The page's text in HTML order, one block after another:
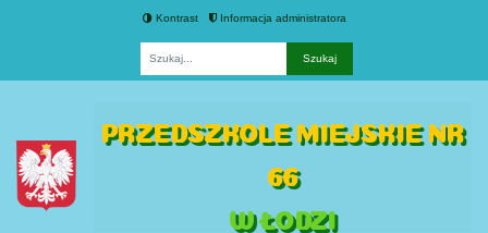
Kontrast Informacja administratora
PRZEDSZKOLE MIEJSKIE NR
66
W ŁODZI